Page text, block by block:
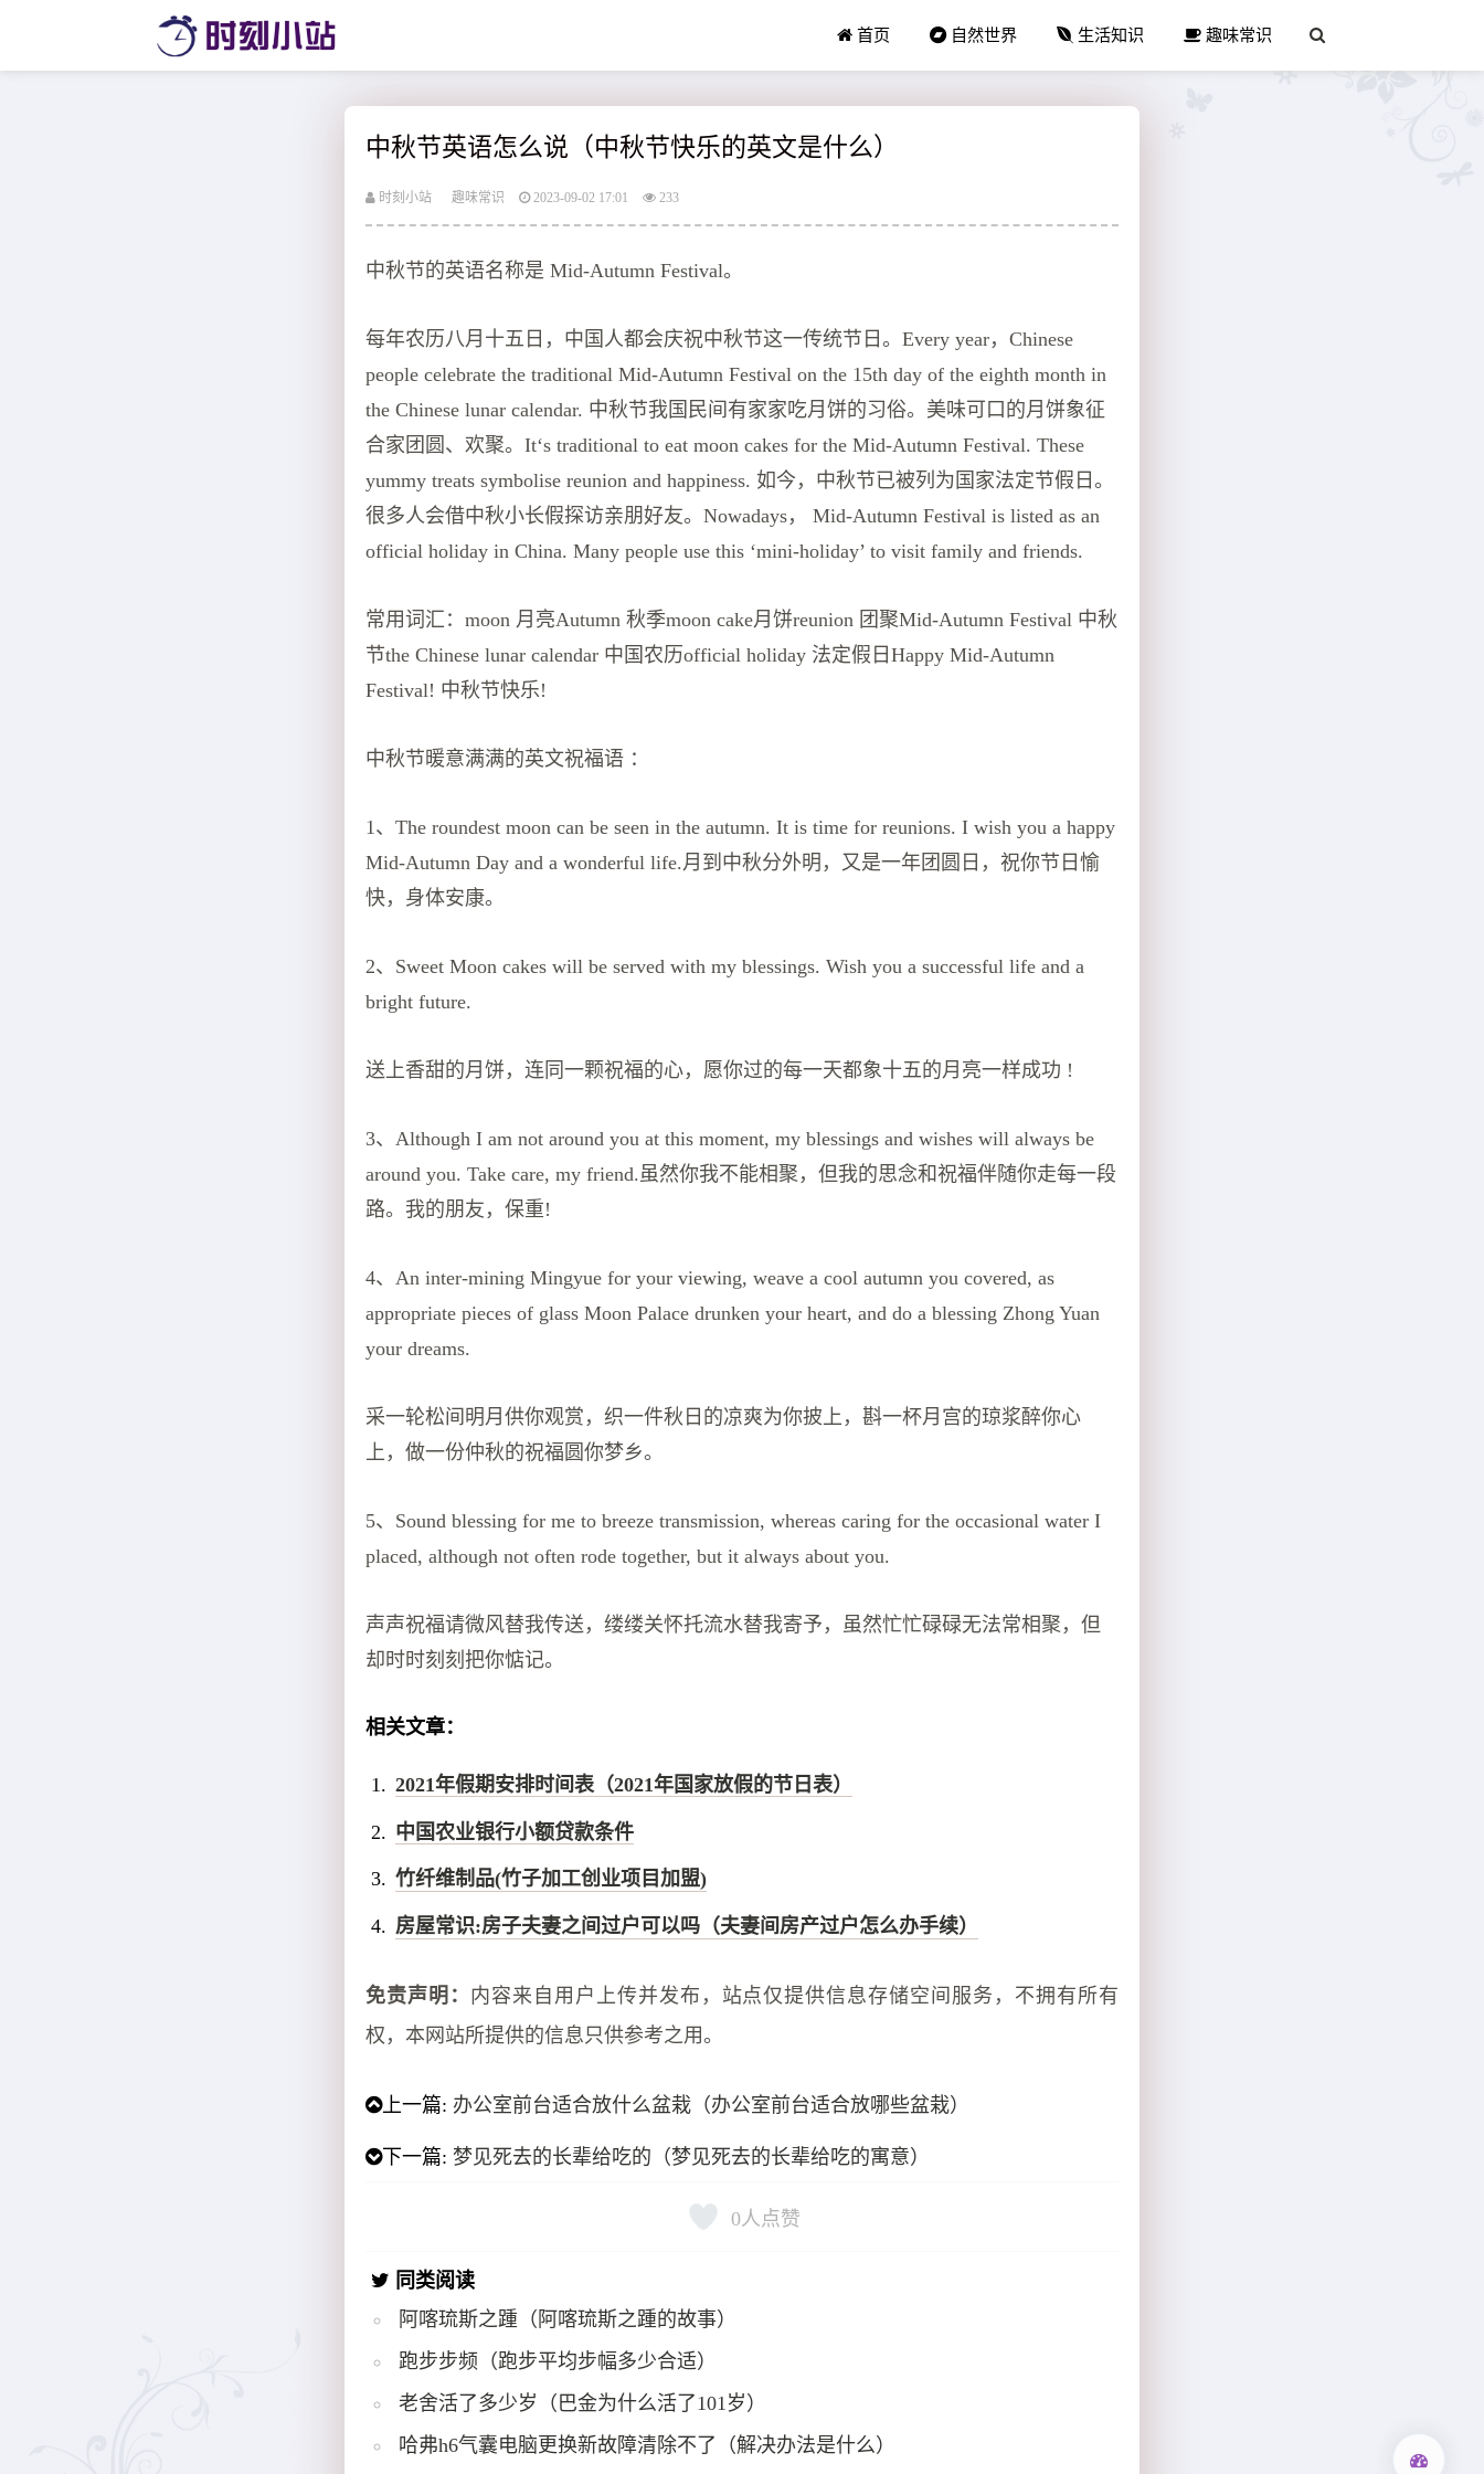
首页 自然世界 生活知识 趣味常识
中秋节英语怎么说（中秋节快乐的英文是什么）
时刻小站 趣味常识 2023-09-02 17:01 233
中秋节的英语名称是 Mid-Autumn Festival。
每年农历八月十五日，中国人都会庆祝中秋节这一传统节日。Every year，Chinese
people celebrate the traditional Mid-Autumn Festival on the 15th day of the eighth month in
the Chinese lunar calendar. 中秋节我国民间有家家吃月饼的习俗。美味可口的月饼象征
合家团圆、欢聚。It‘s traditional to eat moon cakes for the Mid-Autumn Festival. These
yummy treats symbolise reunion and happiness. 如今，中秋节已被列为国家法定节假日。
很多人会借中秋小长假探访亲朋好友。Nowadays， Mid-Autumn Festival is listed as an
official holiday in China. Many people use this ‘mini-holiday’ to visit family and friends.
常用词汇：moon 月亮Autumn 秋季moon cake月饼reunion 团聚Mid-Autumn Festival 中秋
节the Chinese lunar calendar 中国农历official holiday 法定假日Happy Mid-Autumn
Festival! 中秋节快乐!
中秋节暖意满满的英文祝福语 ：
1、The roundest moon can be seen in the autumn. It is time for reunions. I wish you a happy
Mid-Autumn Day and a wonderful life.月到中秋分外明，又是一年团圆日，祝你节日愉
快，身体安康。
2、Sweet Moon cakes will be served with my blessings. Wish you a successful life and a
bright future.
送上香甜的月饼，连同一颗祝福的心，愿你过的每一天都象十五的月亮一样成功 !
3、Although I am not around you at this moment, my blessings and wishes will always be
around you. Take care, my friend.虽然你我不能相聚，但我的思念和祝福伴随你走每一段
路。我的朋友，保重!
4、An inter-mining Mingyue for your viewing, weave a cool autumn you covered, as
appropriate pieces of glass Moon Palace drunken your heart, and do a blessing Zhong Yuan
your dreams.
采一轮松间明月供你观赏，织一件秋日的凉爽为你披上，斟一杯月宫的琼浆醉你心
上，做一份仲秋的祝福圆你梦乡。
5、Sound blessing for me to breeze transmission, whereas caring for the occasional water I
placed, although not often rode together, but it always about you.
声声祝福请微风替我传送，缕缕关怀托流水替我寄予，虽然忙忙碌碌无法常相聚，但
却时时刻刻把你惦记。
相关文章：
2021年假期安排时间表（2021年国家放假的节日表）
中国农业银行小额贷款条件
竹纤维制品(竹子加工创业项目加盟)
房屋常识:房子夫妻之间过户可以吗（夫妻间房产过户怎么办手续）
免责声明： 内容来自用户上传并发布，站点仅提供信息存储空间服务，不拥有所有
权，本网站所提供的信息只供参考之用。
上一篇: 办公室前台适合放什么盆栽（办公室前台适合放哪些盆栽）
下一篇: 梦见死去的长辈给吃的（梦见死去的长辈给吃的寓意）
0人点赞
同类阅读
阿喀琉斯之踵（阿喀琉斯之踵的故事）
跑步步频（跑步平均步幅多少合适）
老舍活了多少岁（巴金为什么活了101岁）
哈弗h6气囊电脑更换新故障清除不了（解决办法是什么）